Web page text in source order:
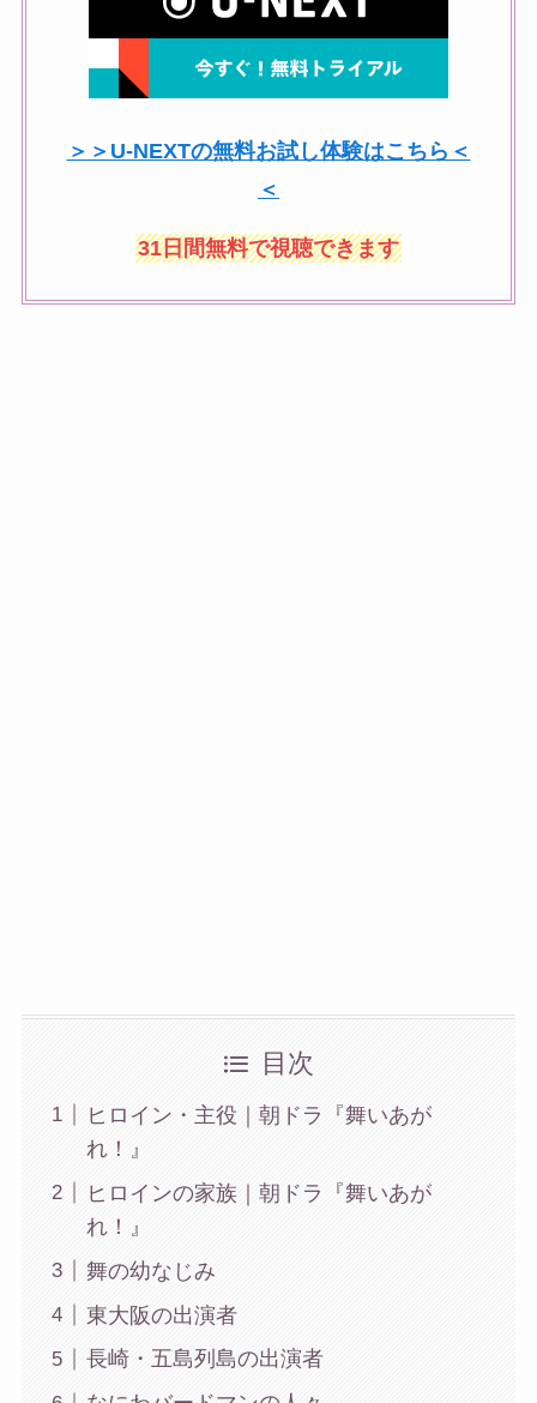
＞＞U-NEXTの無料お試し体験はこちら＜
＜
31日間無料で視聴できます
目次
ヒロイン・主役｜朝ドラ『舞いあが
れ！』
ヒロインの家族｜朝ドラ『舞いあが
れ！』
舞の幼なじみ
東大阪の出演者
長崎・五島列島の出演者